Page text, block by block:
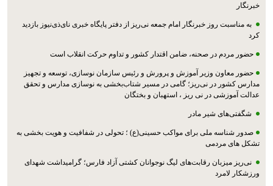
خبرنگار
به مناسبت روز خبرنگار امام جمعه نی‌ریز از دفتر پایگاه خبری نای‌ذی‌نیوز بازدید
کرد
حضور مردم در صحنه، ضامن اقتدار کشور و تداوم حرکت انقلاب است
حضور معاون وزیر آموزش و پرورش و رئیس سازمان نوسازی، توسعه و تجهیز
مدارس کشور در نی‌ریز؛ گامی در مسیر شتاب‌بخشی به نوسازی مدارس و تحقق
عدالت آموزشی در نی ریز ، استهبان و بختگان
شگفتی‌های شیر مادر
صدور شناسه ملی برای مواکب حسینی(ع) ؛ تحولی در شفافیت و هویت بخشی به
تشکل های مردمی
نی‌ریز میزبان رقابت‌های لیگ نوجوانان کشتی آزاد فارس؛ گرامیداشت شهدای
ورزشکار لامرد